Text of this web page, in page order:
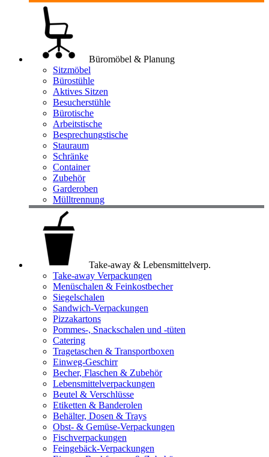
Büromöbel & Planung
Sitzmöbel
Bürostühle
Aktives Sitzen
Besucherstühle
Bürotische
Arbeitstische
Besprechungstische
Stauraum
Schränke
Container
Zubehör
Garderoben
Mülltrennung
Take-away & Lebensmittelverp.
Take-away Verpackungen
Menüschalen & Feinkostbecher
Siegelschalen
Sandwich-Verpackungen
Pizzakartons
Pommes-, Snackschalen und -tüten
Catering
Tragetaschen & Transportboxen
Einweg-Geschirr
Becher, Flaschen & Zubehör
Lebensmittelverpackungen
Beutel & Verschlüsse
Etiketten & Banderolen
Behälter, Dosen & Trays
Obst- & Gemüse-Verpackungen
Fischverpackungen
Feingebäck-Verpackungen